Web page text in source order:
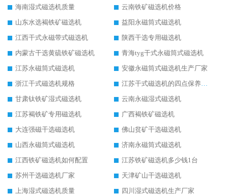
海南湿式磁选机质量
云南铁矿磁选机价格
山东水选褐铁矿磁选机
益阳永磁筒式磁选机
江西干式永磁带式磁选机
陕西干选专用磁选机
内蒙古干选黄硫铁矿磁选机
青海tyg干式永磁筒式磁选机
江苏永磁筒式磁选机
安徽永磁筒式磁选机生产厂家
浙江干式磁选机规格
甘肃钛铁矿湿式磁选机
云南永磁湿式磁选机
江苏褐铁矿专用磁选机
广西褐铁矿磁选机
大连强磁干选磁选机
佛山贫矿干选磁选机
山西永磁筒式磁选机
济南永磁筒式磁选机
江西铁矿磁选机如何配置
江苏铁矿磁选机多少钱1台
苏州干选磁选机厂家
天津矿山干选磁选机
上海湿式磁选机质量
四川湿式磁选机生产厂家